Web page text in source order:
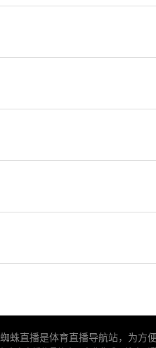
蜘蛛直播是体育直播导航站，为方